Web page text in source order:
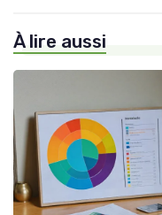
À lire aussi